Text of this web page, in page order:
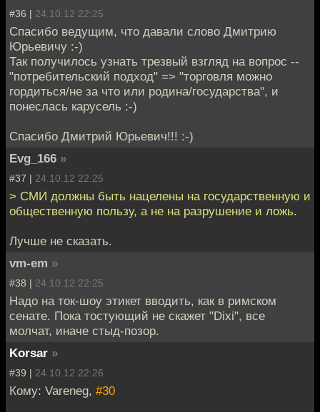
#36 | 24.10.12 22:25
Спасибо ведущим, что давали слово Дмитрию
Юрьевичу :-)
Так получилось узнать трезвый взгляд на вопрос --
"потребительский подход" => "торговля можно
гордиться/не за что или родина/государства", и
понеслась карусель :-)
Спасибо Дмитрий Юрьевич!!! :-)
Evg_166 »
#37 | 24.10.12 22:25
> СМИ должны быть нацелены на государственную и
общественную пользу, а не на разрушение и ложь.
Лучше не сказать.
vm-em »
#38 | 24.10.12 22:25
Надо на ток-шоу этикет вводить, как в римском
сенате. Пока тостующий не скажет "Dixi", все
молчат, иначе стыд-позор.
Korsar »
#39 | 24.10.12 22:26
Кому: Vareneg, #30